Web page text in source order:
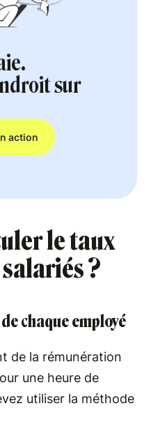
sur
action
le taux
?
chaque employé
de la rémunération
une heure de
utiliser la méthode